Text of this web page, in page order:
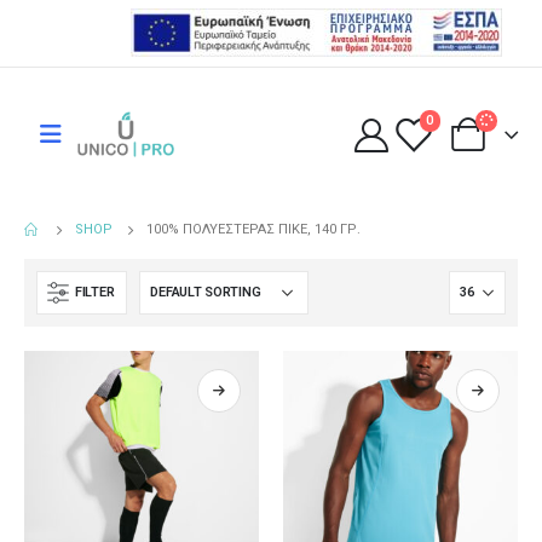
0
SHOP 100% ΠΟΛΥΕΣΤΈΡΑΣ ΠΙΚΈ, 140 ΓΡ.
FILTER